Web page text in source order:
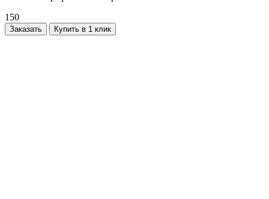
150
Заказать Купить в 1 клик